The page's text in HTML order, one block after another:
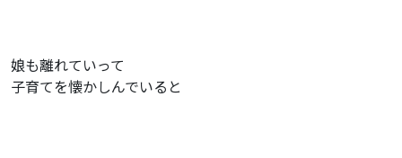
娘も離れていって
子育てを懐かしんでいると